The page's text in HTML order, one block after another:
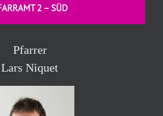
2 – SÜD
Pfarrer
Lars Niquet